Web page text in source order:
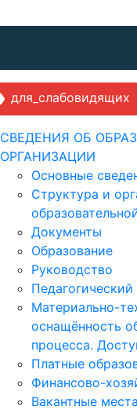
для_слабовидящих
СВЕДЕНИЯ ОБ
ОРГАНИЗАЦИИ
Основные
Структура и
Документы
Образование
Руководство
Педагогический
Материально-
оснащённость
процесса.
Платные
Финансово-
Вакантные